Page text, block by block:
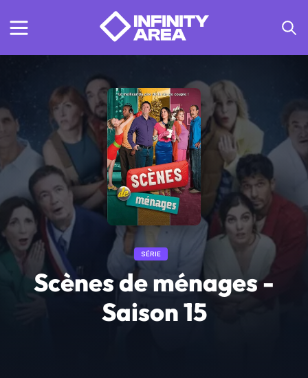
SÉRIE
Scènes de ménages -
Saison 15